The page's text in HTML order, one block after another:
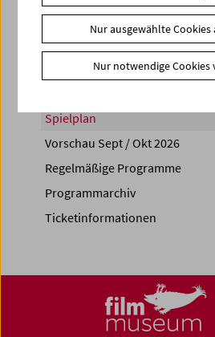
Share on
Spielplan
Vorschau Sept / Okt 2026
Regelmäßige Programme
Programmarchiv
Ticketinformationen
Nur ausgewählte Cookies
Nur notwendige Cookies